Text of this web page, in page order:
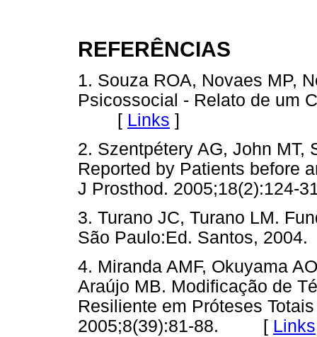
REFERÊNCIAS
1. Souza ROA, Novaes MP,
Psicossocial - Relato de um
[ Links ]
2. Szentpétery AG, John MT,
Reported by Patients before
J Prosthod.
3. Turano JC, Turano LM.
São Paulo:Ed. Santos,
4. Miranda AMF, Okuyama
Araújo MB. Modificação de
Resiliente em Próteses
2005;8(39):81-88. [ Links